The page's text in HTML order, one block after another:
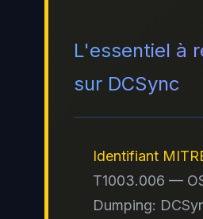
L'essentiel à
sur DCSync
Identifiant
T1003.006 —
Dumping: